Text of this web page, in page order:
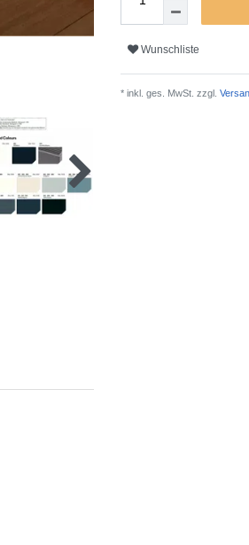
Wunschliste
* inkl. ges. MwSt. zzgl.